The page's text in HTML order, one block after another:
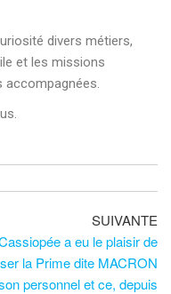
divers métiers,
et les missions
SUIVANTE
a eu le plaisir de
la Prime dite MACRON
personnel et ce, depuis